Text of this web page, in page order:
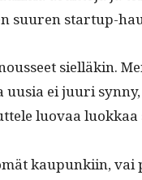
suuren startup-
siel­läkin.
uusia ei juuri
luo­vaa
kaupunki­in, vai